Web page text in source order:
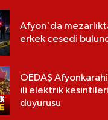
Afyon'da
erkek cesedi
OEDAŞ
ili elektrik kesintileri
duyurusu